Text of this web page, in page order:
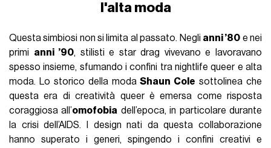
l'alta moda
Questa simbiosi non si limita al passato. Negli anni ’80 e nei
primi anni ’90, stilisti e star drag vivevano e lavoravano
spesso insieme, sfumando i confini tra nightlife queer e alta
moda. Lo storico della modaShaun Cole sottolinea che
questa era di creatività queer è emersa come risposta
coraggiosa all’omofobia dell’epoca, in particolare durante
la crisi dell’AIDS. I design nati da questa collaborazione
hanno superato i generi, spingendo i confini creativi e